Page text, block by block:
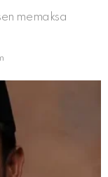
memaksa